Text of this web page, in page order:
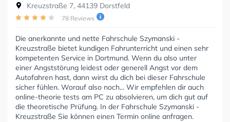
Kreuzstraße 7, 44139 Dorstfeld
78 Reviews
Die anerkannte und nette Fahrschule Szymanski -
Kreuzstraße bietet kundigen Fahrunterricht und einen sehr
kompetenten Service in Dortmund. Wenn du also unter
einer Angststörung leidest oder generell Angst vor dem
Autofahren hast, dann wirst du dich bei dieser Fahrschule
sicher fühlen. Worauf also noch... Wir empfehlen dir auch
online-theorie tests am PC zu absolvieren, um dich gut auf
die theoretische Prüfung. In der Fahrschule Szymanski -
Kreuzstraße Sie können einen Termin online anfragen.